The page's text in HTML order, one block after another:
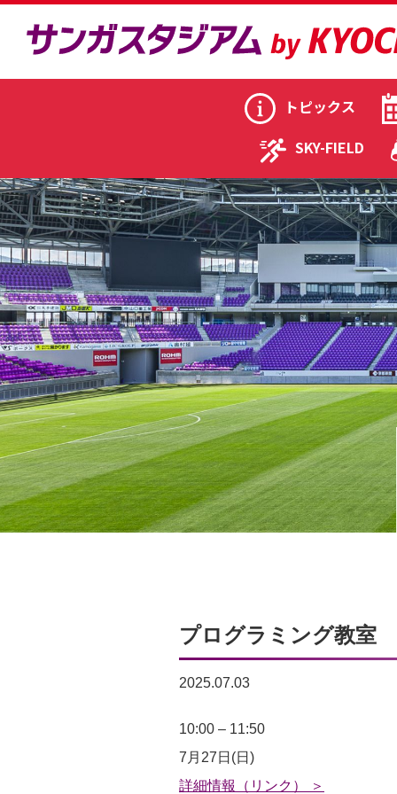
トピックス
SKY-FIELD
プログラミング教室
2025.07.03
プ
ロ
グ
10:00 – 11:50
7月27日(日)
詳細情報（リンク） ＞